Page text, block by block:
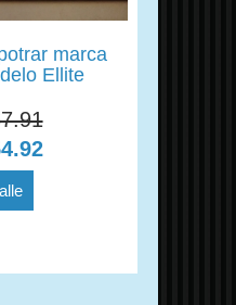
marca
Ellite